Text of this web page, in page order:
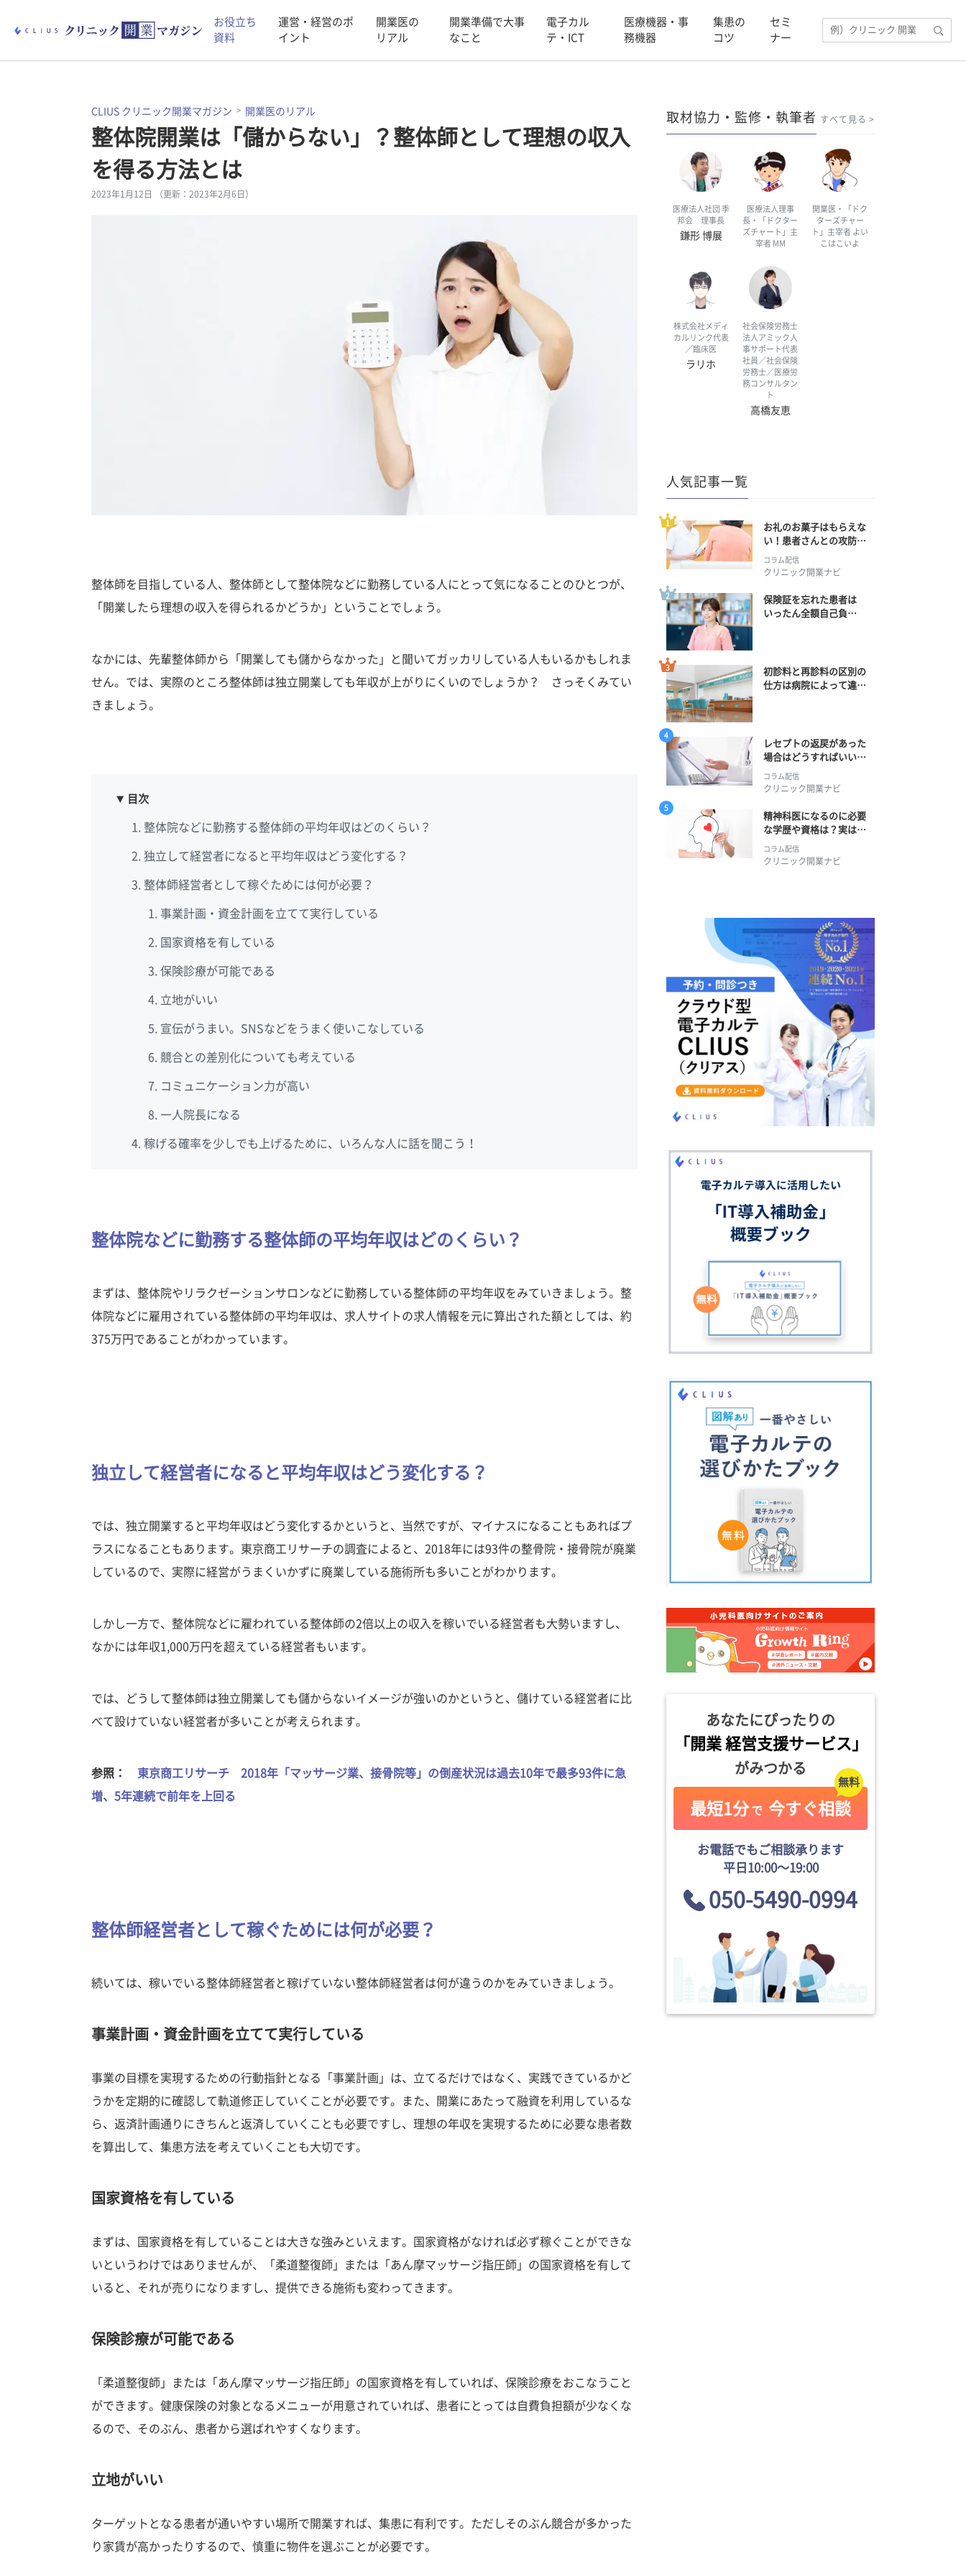
お役立ち
資料
運営・経営のポ
イント
開業医の
リアル
開業準備で大事
なこと
電子カル
テ・ICT
医療機器・事
務機器
集患の
コツ
セミ
ナー
CLIUS クリニック開業マガジン 開業医のリアル
整体院開業は「儲からない」？整体師として理想の収入
を得る方法とは
2023年1月12日 （更新：2023年2月6日）
整体師を目指している人、整体師として整体院などに勤務している人にとって気になることのひとつが、
「開業したら理想の収入を得られるかどうか」ということでしょう。
なかには、先輩整体師から「開業しても儲からなかった」と聞いてガッカリしている人もいるかもしれま
せん。では、実際のところ整体師は独立開業しても年収が上がりにくいのでしょうか？ さっそくみてい
きましょう。
目次
整体院などに勤務する整体師の平均年収はどのくらい？
独立して経営者になると平均年収はどう変化する？
整体師経営者として稼ぐためには何が必要？
事業計画・資金計画を立てて実行している
国家資格を有している
保険診療が可能である
立地がいい
宣伝がうまい。SNSなどをうまく使いこなしている
競合との差別化についても考えている
コミュニケーション力が高い
一人院長になる
稼げる確率を少しでも上げるために、いろんな人に話を聞こう！
整体院などに勤務する整体師の平均年収はどのくらい？
まずは、整体院やリラクゼーションサロンなどに勤務している整体師の平均年収をみていきましょう。整
体院などに雇用されている整体師の平均年収は、求人サイトの求人情報を元に算出された額としては、約
375万円であることがわかっています。
独立して経営者になると平均年収はどう変化する？
では、独立開業すると平均年収はどう変化するかというと、当然ですが、マイナスになることもあればプ
ラスになることもあります。東京商工リサーチの調査によると、2018年には93件の整骨院・接骨院が廃業
しているので、実際に経営がうまくいかずに廃業している施術所も多いことがわかります。
しかし一方で、整体院などに雇われている整体師の2倍以上の収入を稼いでいる経営者も大勢いますし、
なかには年収1,000万円を超えている経営者もいます。
では、どうして整体師は独立開業しても儲からないイメージが強いのかというと、儲けている経営者に比
べて設けていない経営者が多いことが考えられます。
参照： 東京商工リサーチ 2018年「マッサージ業、接骨院等」の倒産状況は過去10年で最多93件に急
増、5年連続で前年を上回る
整体師経営者として稼ぐためには何が必要？
続いては、稼いでいる整体師経営者と稼げていない整体師経営者は何が違うのかをみていきましょう。
事業計画・資金計画を立てて実行している
事業の目標を実現するための行動指針となる「事業計画」は、立てるだけではなく、実践できているかど
うかを定期的に確認して軌道修正していくことが必要です。また、開業にあたって融資を利用しているな
ら、返済計画通りにきちんと返済していくことも必要ですし、理想の年収を実現するために必要な患者数
を算出して、集患方法を考えていくことも大切です。
国家資格を有している
まずは、国家資格を有していることは大きな強みといえます。国家資格がなければ必ず稼ぐことができな
いというわけではありませんが、「柔道整復師」または「あん摩マッサージ指圧師」の国家資格を有して
いると、それが売りになりますし、提供できる施術も変わってきます。
保険診療が可能である
「柔道整復師」または「あん摩マッサージ指圧師」の国家資格を有していれば、保険診療をおこなうこと
ができます。健康保険の対象となるメニューが用意されていれば、患者にとっては自費負担額が少なくな
るので、そのぶん、患者から選ばれやすくなります。
立地がいい
ターゲットとなる患者が通いやすい場所で開業すれば、集患に有利です。ただしそのぶん競合が多かった
り家賃が高かったりするので、慎重に物件を選ぶことが必要です。
取材協力・監修・執筆者 すべて見る
医療法人社団 季
邦会 理事長
鎌形 博展
医療法人理事
長・「ドクター
ズチャート」主
宰者 MM
開業医・「ドク
ターズチャー
ト」主宰者 よい
こはこいよ
株式会社メディ
カルリンク代表
／臨床医
ラリホ
社会保険労務士
法人アミック人
事サポート代表
社員／社会保険
労務士／医療労
務コンサルタン
ト
高橋友恵
人気記事一覧
お礼のお菓子はもらえな
い！患者さんとの攻防の
コラム配信
クリニック開業ナビ
保険証を忘れた患者は
いったん全額自己負
初診料と再診料の区別の
仕方は病院によって違
レセプトの返戻があった
場合はどうすればいい？
そのプロセスとは？
コラム配信
クリニック開業ナビ
精神科医になるのに必要
な学歴や資格は？実は学
士編入学からでも目指せ
る！
コラム配信
クリニック開業ナビ
あなたにぴったりの
「開業 経営支援サービス」
がみつかる
最短1分 で 今すぐ相談
お電話でもご相談承ります
平日10:00〜19:00
050-5490-0994